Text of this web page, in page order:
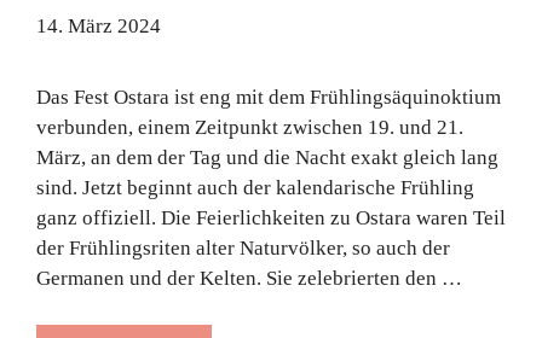
14. März 2024
Das Fest Ostara ist eng mit dem Frühlingsäquinoktium
verbunden, einem Zeitpunkt zwischen 19. und 21.
März, an dem der Tag und die Nacht exakt gleich lang
sind. Jetzt beginnt auch der kalendarische Frühling
ganz offiziell. Die Feierlichkeiten zu Ostara waren Teil
der Frühlingsriten alter Naturvölker, so auch der
Germanen und der Kelten. Sie zelebrierten den …